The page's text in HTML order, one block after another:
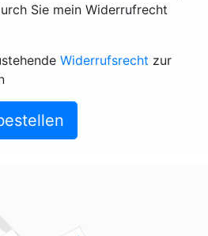
Sie mein Widerrufrecht
Widerrufsrecht zur